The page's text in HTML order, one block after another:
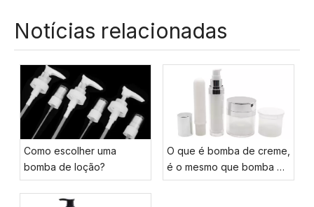
Notícias relacionadas
Como escolher uma
bomba de loção?
O que é bomba de creme,
é o mesmo que bomba de
loção?